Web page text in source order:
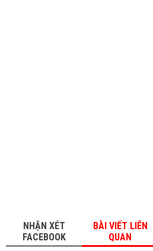
NHẬN XÉT
FACEBOOK
BÀI VIẾT LIÊN
QUAN